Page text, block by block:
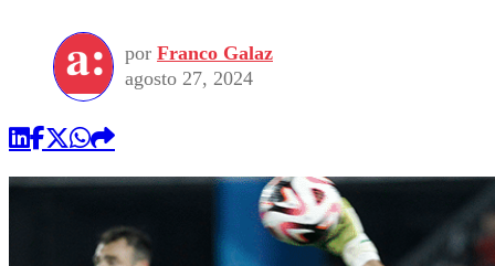
por Franco Galaz
agosto 27, 2024